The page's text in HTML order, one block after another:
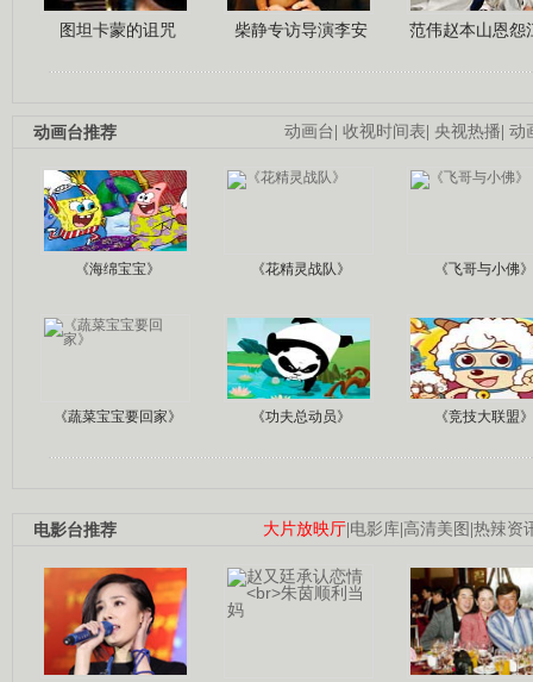
图坦卡蒙的诅咒 柴静专访导演李安 范伟赵本山恩怨
动画台| 收视时间表| 央视热播| 动
动画台推荐
《海绵宝宝》 《花精灵战队》 《飞哥与小佛》
《蔬菜宝宝要回家》 《功夫总动员》 《竞技大联盟》
大片放映厅|电影库|高清美图 |热辣资
电影台推荐